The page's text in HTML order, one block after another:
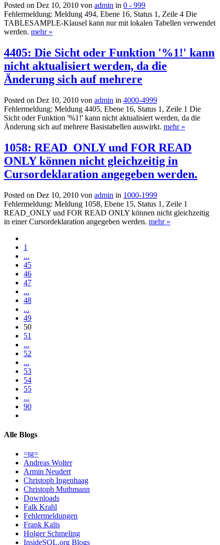
Posted on Dez 10, 2010 von admin in 0 - 999
Fehlermeldung: Meldung 494, Ebene 16, Status 1, Zeile 4 Die
TABLESAMPLE-Klausel kann nur mit lokalen Tabellen verwendet
werden. mehr »
4405: Die Sicht oder Funktion '%1!' kann
nicht aktualisiert werden, da die
Änderung sich auf mehrere
Posted on Dez 10, 2010 von admin in 4000-4999
Fehlermeldung: Meldung 4405, Ebene 16, Status 1, Zeile 1 Die
Sicht oder Funktion '%1!' kann nicht aktualisiert werden, da die
Änderung sich auf mehrere Basistabellen auswirkt. mehr »
1058: READ_ONLY und FOR READ
ONLY können nicht gleichzeitig in
Cursordeklaration angegeben werden.
Posted on Dez 10, 2010 von admin in 1000-1999
Fehlermeldung: Meldung 1058, Ebene 15, Status 1, Zeile 1
READ_ONLY und FOR READ ONLY können nicht gleichzeitig
in einer Cursordeklaration angegeben werden. mehr »
1
...
45
46
47
...
48
...
49
50
51
...
52
...
53
54
55
...
90
Alle Blogs
=tg=
Andreas Wolter
Armin Neudert
Christoph Ingenhaag
Christoph Muthmann
Downloads
Falk Krahl
Fehlermeldungen
Frank Kalis
Holger Schmeling
InsideSQL.org Blogs